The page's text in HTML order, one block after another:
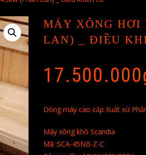
MÁY XÔNG HƠI
LAN) _ ĐIỀU
17.500.000
Dòng máy cao cấp Xuất xứ
Máy xông khô Scandia
Mã :SCA-45NB-Z-C